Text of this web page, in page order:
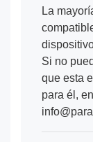
La
Si no
que esta
para él,